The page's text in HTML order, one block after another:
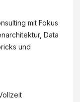
mit Fokus
Data
und